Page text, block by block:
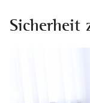
Sicherheit